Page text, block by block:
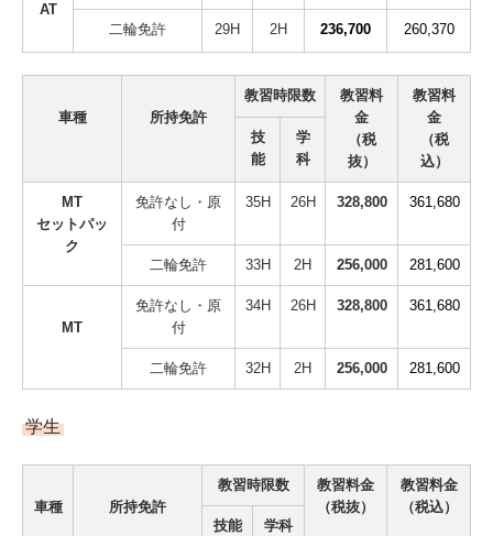
AT
二輪免許 29H 2H 236,700 260,370
車種 所持免許
教習時限数
教習料
金
（税
抜）
教習料
金
（税
込）
技
能
学
科
MT
セットパッ
ク
免許なし・原
付
35H 26H 328,800 361,680
二輪免許 33H 2H 256,000 281,600
MT
免許なし・原
付
34H 26H 328,800 361,680
二輪免許 32H 2H 256,000 281,600
学生
車種 所持免許
教習時限数
教習料金
（税抜）
教習料金
（税込）
技能
学科